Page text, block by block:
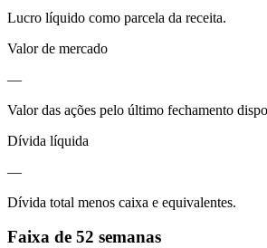
Lucro líquido como parcela da receita.
Valor de mercado
—
Valor das ações pelo último fechamento
Dívida líquida
—
Dívida total menos caixa e equivalentes.
Faixa de 52 semanas